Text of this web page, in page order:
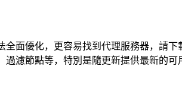
全面優化，更容易找到代理服務器，請
濾節點等，特別是隨更新提供最新的